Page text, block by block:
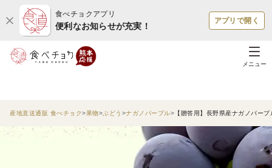
食べチョクアプリ
便利なお知らせが充実！
アプリで開く
メニュー
産地直送通販 食べチョク 果物 ぶどう ナガノパープル 【贈答用】長野県産ナガノパー